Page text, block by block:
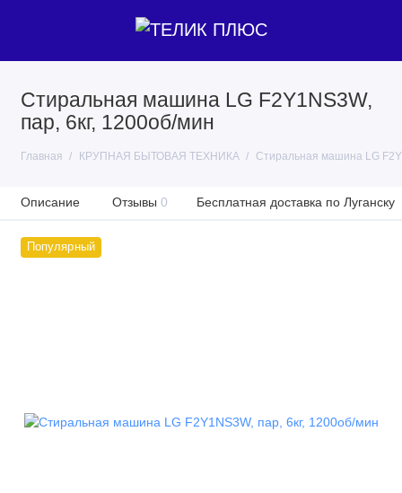
Стиральная машина LG F2Y1NS3W,
пар, 6кг, 1200об/мин
Главная КРУПНАЯ БЫТОВАЯ ТЕХНИКА Стиральная машина LG
Описание Отзывы 0 Бесплатная доставка по Луганску
Популярный